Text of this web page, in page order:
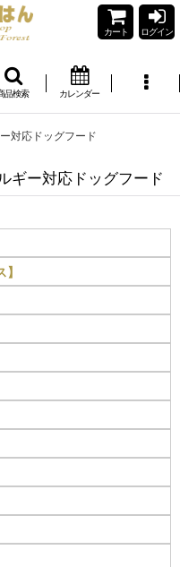
カート ログイン
品検索 カレンダー
対応ドッグフード
ギー対応ドッグフード